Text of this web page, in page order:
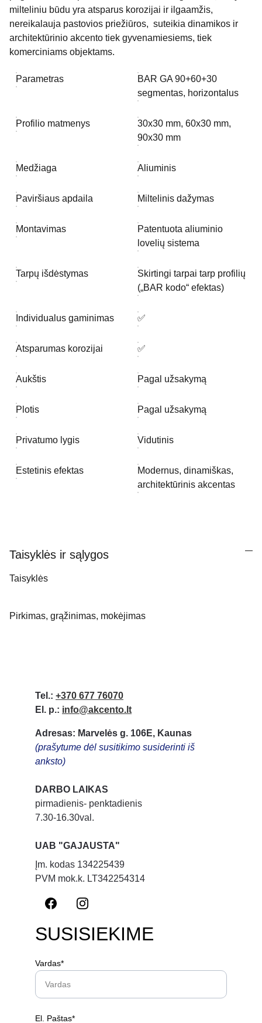
milteliniu būdu yra atsparus korozijai ir ilgaamžis,
nereikalauja pastovios priežiūros, suteikia dinamikos ir
architektūrinio akcento tiek gyvenamiesiems, tiek
komerciniams objektams.
Parametras
BAR GA 90+60+30
segmentas, horizontalus
Profilio matmenys
30x30 mm, 60x30 mm,
90x30 mm
Medžiaga Aliuminis
Paviršiaus apdaila Miltelinis dažymas
Montavimas
Patentuota aliuminio
lovelių sistema
Tarpų išdėstymas
Skirtingi tarpai tarp profilių
(„BAR kodo“ efektas)
Individualus gaminimas ✅
Atsparumas korozijai ✅
Aukštis Pagal užsakymą
Plotis Pagal užsakymą
Privatumo lygis Vidutinis
Estetinis efektas
Modernus, dinamiškas,
architektūrinis akcentas
Taisyklės ir sąlygos
Taisyklės
Pirkimas, grąžinimas, mokėjimas
SUSISIEKIME
Adresas: Marvelės g. 106E, Kaunas
(prašytume dėl susitikimo susiderinti iš
anksto)
Tel.: +370 677 76070
El. p.: info@akcento.lt
Vardas*
El. Paštas*
DARBO LAIKAS
pirmadienis- penktadienis
7.30-16.30val.
UAB "GAJAUSTA"
Įm. kodas 134225439
PVM mok.k. LT342254314